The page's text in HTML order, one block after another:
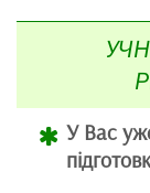
У Вас